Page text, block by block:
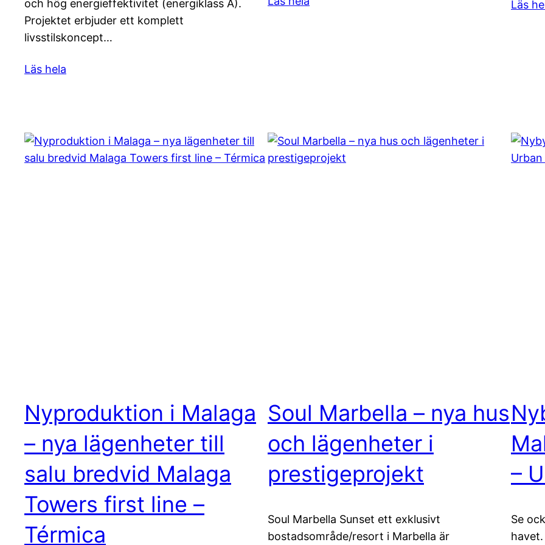
och hög energieffektivitet (energiklass A).
Projektet erbjuder ett komplett
livsstilskoncept…
Läs hela
Läs
Nyproduktion i Malaga
– nya lägenheter till
salu bredvid Malaga
Towers first line –
Térmica
Soul Marbella – nya hus
och lägenheter i
prestigeprojekt
Soul Marbella Sunset ett exklusivt
bostadsområde/resort i Marbella är
–
Se